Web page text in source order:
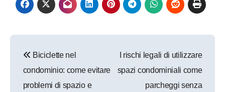
articoli
Biciclette nel
condominio: come evitare
problemi di spazio e
I rischi legali di utilizzare
spazi condominiali come
parcheggi senza